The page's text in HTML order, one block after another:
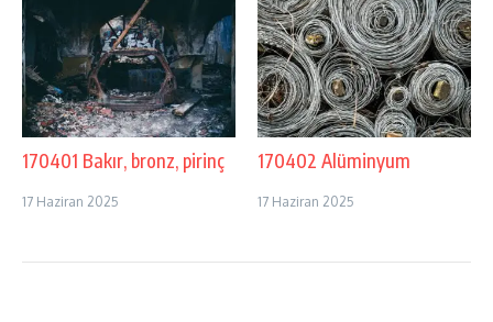
170401 Bakır, bronz, pirinç
17 Haziran 2025
170402 Alüminyum
17 Haziran 2025